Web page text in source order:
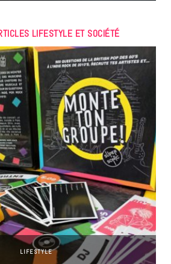
LIFESTYLE ET SOCIÉTÉ
LIFESTYLE